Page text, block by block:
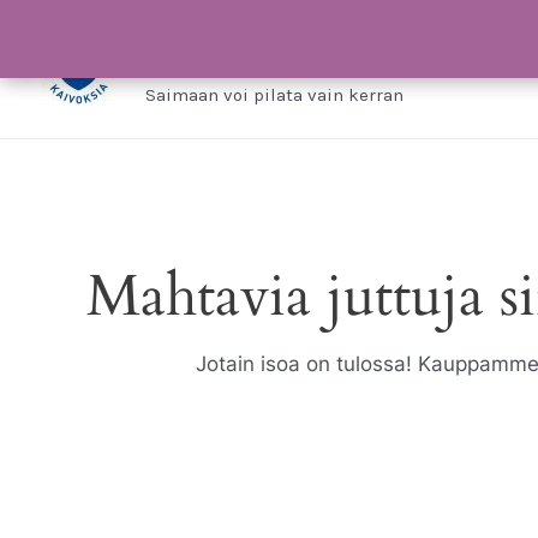
Saimaa ilman
Saimaan voi pilata vain kerran
Mahtavia juttuja
Jotain isoa on tulossa!